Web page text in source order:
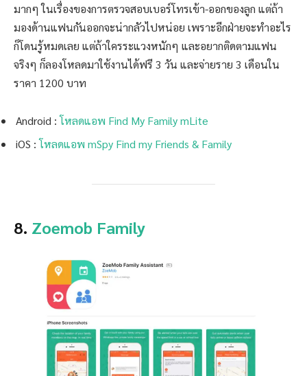
มากๆ ในเรื่องของการตรวจสอบเบอร์โทรเข้า-ออกของลูก แต่ถ้า
มองด้านแฟนกันออกจะน่ากลัวไปหน่อย เพราะอีกฝ่ายจะทำอะไร
ก็โดนรู้หมดเลย แต่ถ้าใครระแวงหนักๆ และอยากติดตามแฟน
จริงๆ ก็ลองโหลดมาใช้งานได้ฟรี 3 วัน และจ่ายราย 3 เดือนใน
ราคา 1200 บาท
Android :โหลดแอพ Find My Family mLite
iOS :โหลดแอพ mSpy Find my Friends & Family
8. Zoemob Family